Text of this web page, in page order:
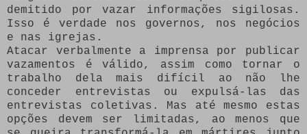
demitido por vazar informações sigilosas.
Isso é verdade nos governos, nos negócios
e nas igrejas.
Atacar verbalmente a imprensa por publicar
vazamentos é válido, assim como tornar o
trabalho dela mais difícil ao não lhe
conceder entrevistas ou expulsá-las das
entrevistas coletivas. Mas até mesmo estas
opções devem ser limitadas, ao menos que